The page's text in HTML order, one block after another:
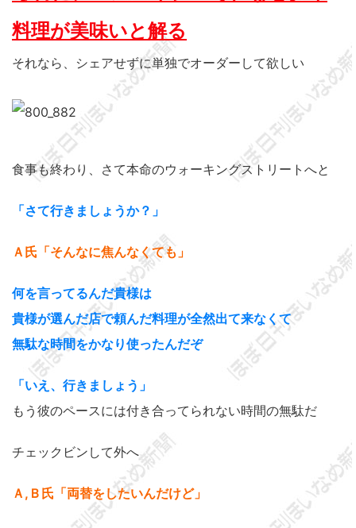
料理が美味いと解る
それなら、シェアせずに単独でオーダーして欲しい
食事も終わり、さて本命のウォーキングストリートへと
「さて行きましょうか？」
Ａ氏「そんなに焦んなくても」
何を言ってるんだ貴様は
貴様が選んだ店で頼んだ料理が全然出て来なくて
無駄な時間をかなり使ったんだぞ
「いえ、行きましょう」
もう彼のペースには付き合ってられない時間の無駄だ
チェックビンして外へ
Ａ,Ｂ氏「両替をしたいんだけど」